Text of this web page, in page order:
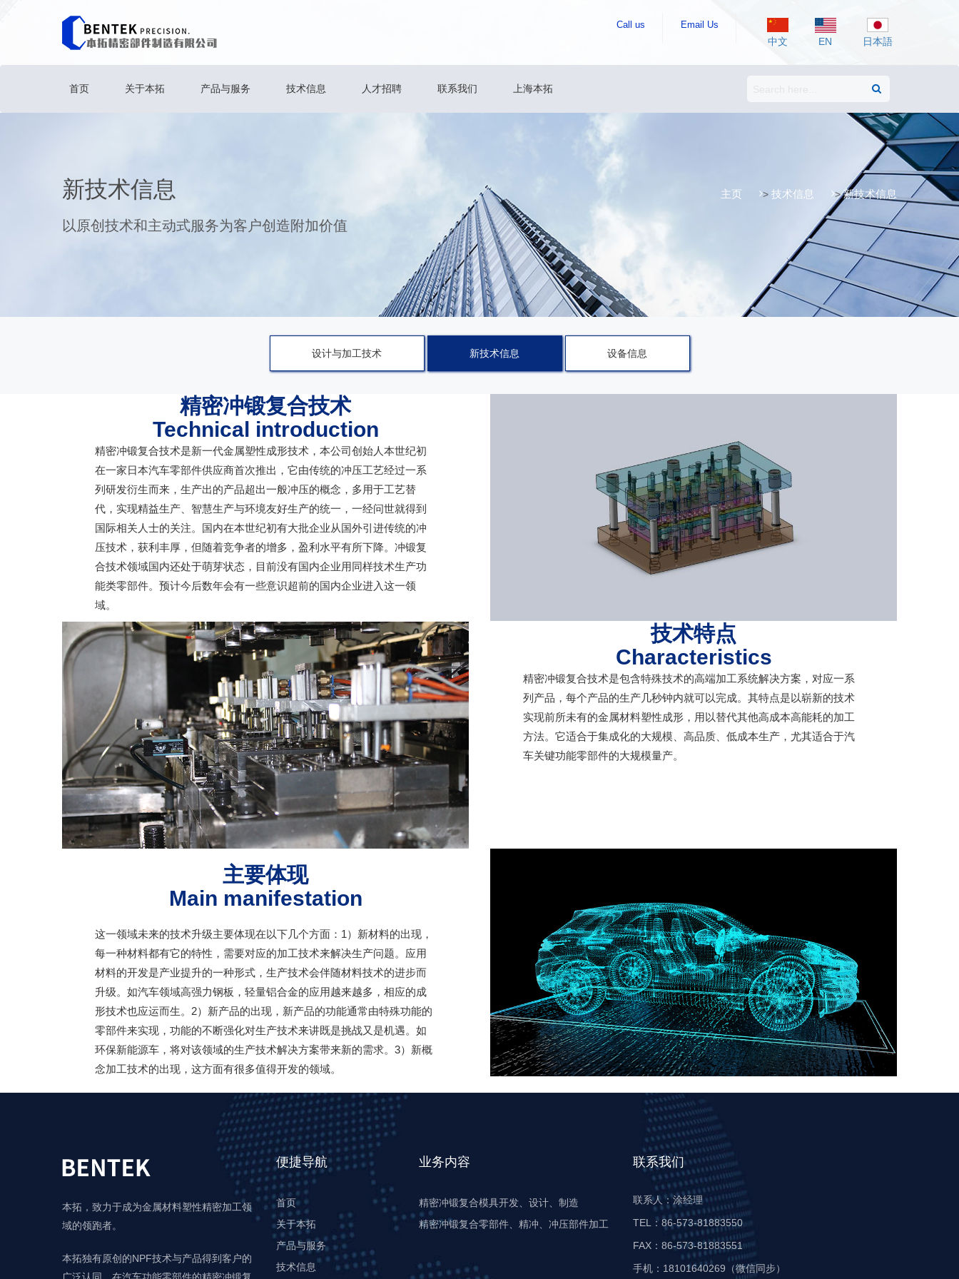
Call us Email Us
中文 EN 日本語
首页 关于本拓 产品与服务 技术信息 人才招聘 联系我们 上海本拓
新技术信息
以原创技术和主动式服务为客户创造附加价值
主页 > 技术信息 >新技术信息
设计与加工技术 新技术信息 设备信息
精密冲锻复合技术
Technical introduction
精密冲锻复合技术是新一代金属塑性成形技术，本公司创始人本世纪初
在一家日本汽车零部件供应商首次推出，它由传统的冲压工艺经过一系
列研发衍生而来，生产出的产品超出一般冲压的概念，多用于工艺替
代，实现精益生产、智慧生产与环境友好生产的统一，一经问世就得到
国际相关人士的关注。国内在本世纪初有大批企业从国外引进传统的冲
压技术，获利丰厚，但随着竞争者的增多，盈利水平有所下降。冲锻复
合技术领域国内还处于萌芽状态，目前没有国内企业用同样技术生产功
能类零部件。预计今后数年会有一些意识超前的国内企业进入这一领
域。
技术特点
Characteristics
精密冲锻复合技术是包含特殊技术的高端加工系统解决方案，对应一系
列产品，每个产品的生产几秒钟内就可以完成。其特点是以崭新的技术
实现前所未有的金属材料塑性成形，用以替代其他高成本高能耗的加工
方法。它适合于集成化的大规模、高品质、低成本生产，尤其适合于汽
车关键功能零部件的大规模量产。
主要体现
Main manifestation
这一领域未来的技术升级主要体现在以下几个方面：1）新材料的出现，
每一种材料都有它的特性，需要对应的加工技术来解决生产问题。应用
材料的开发是产业提升的一种形式，生产技术会伴随材料技术的进步而
升级。如汽车领域高强力钢板，轻量铝合金的应用越来越多，相应的成
形技术也应运而生。2）新产品的出现，新产品的功能通常由特殊功能的
零部件来实现，功能的不断强化对生产技术来讲既是挑战又是机遇。如
环保新能源车，将对该领域的生产技术解决方案带来新的需求。3）新概
念加工技术的出现，这方面有很多值得开发的领域。
本拓，致力于成为金属材料塑性精密加工领
域的领跑者。
本拓独有原创的NPF技术与产品得到客户的
便捷导航
首页
关于本拓
产品与服务
技术信息
业务内容
精密冲锻复合模具开发、设计、制造
精密冲锻复合零部件、精冲、冲压部件加工
联系我们
联系人：涂经理
TEL：86-573-81883550
FAX：86-573-81883551
手机：18101640269（微信同步）